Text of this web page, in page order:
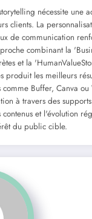
nécessite une
clients. La
de communication
combinant la
et la
produit les meilleurs
comme Buffer, Canva
à travers des
et l'évolution
du public cible.